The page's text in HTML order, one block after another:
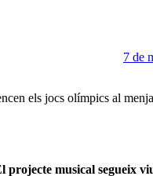
7 de
els jocs olímpics al
projecte musical segueix